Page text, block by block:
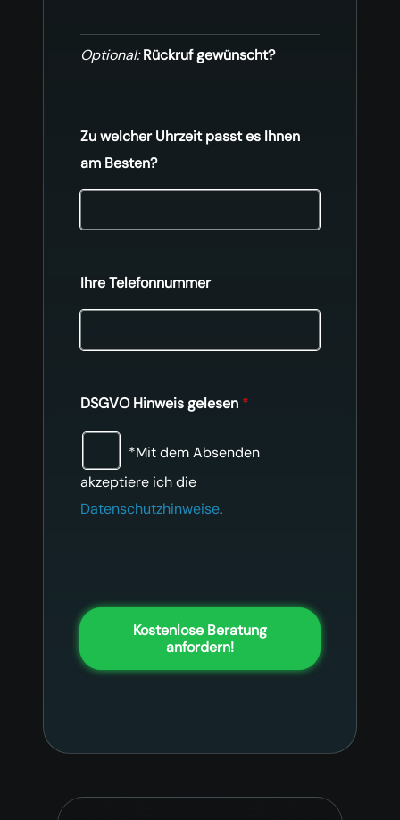
Optional:Rückruf gewünscht?
Zu welcher Uhrzeit passt es Ihnen
am Besten?
Ihre Telefonnummer
DSGVO Hinweis gelesen *
*Mit dem Absenden
akzeptiere ich die
Datenschutzhinweise.
Kostenlose Beratung
anfordern!